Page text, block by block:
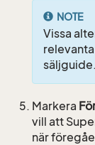
NOTE
Vissa
säljguide.
Markera
vill att
när